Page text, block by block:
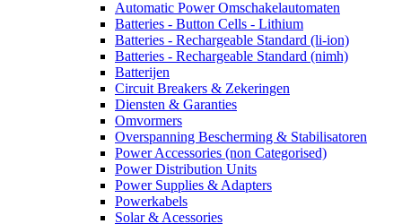
Automatic Power Omschakelautomaten
Batteries - Button Cells - Lithium
Batteries - Rechargeable Standard (li-ion)
Batteries - Rechargeable Standard (nimh)
Batterijen
Circuit Breakers & Zekeringen
Diensten & Garanties
Omvormers
Overspanning Bescherming & Stabilisatoren
Power Accessories (non Categorised)
Power Distribution Units
Power Supplies & Adapters
Powerkabels
Solar & Acessories